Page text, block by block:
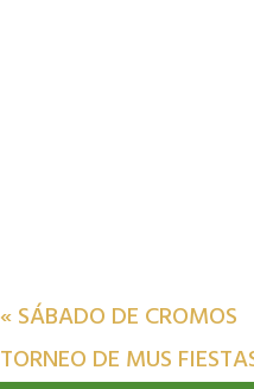
«SÁBADO DE CROMOS
TORNEO DE MUS